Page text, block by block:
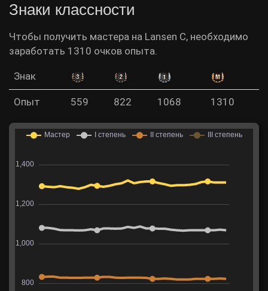
Знаки классности
Чтобы получить мастера на Lansen C, необходимо
заработать 1310 очков опыта.
Знак
Опыт 559 822 1068 1310